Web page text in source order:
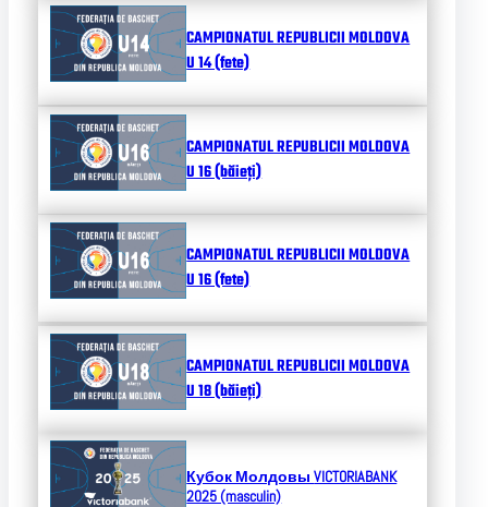
CAMPIONATUL REPUBLICII MOLDOVA
U 14 (fete)
CAMPIONATUL REPUBLICII MOLDOVA
U 16 (băieți)
CAMPIONATUL REPUBLICII MOLDOVA
U 16 (fete)
CAMPIONATUL REPUBLICII MOLDOVA
U 18 (băieți)
Кубок МолдовыVICTORIABANK
2025 (masculin)